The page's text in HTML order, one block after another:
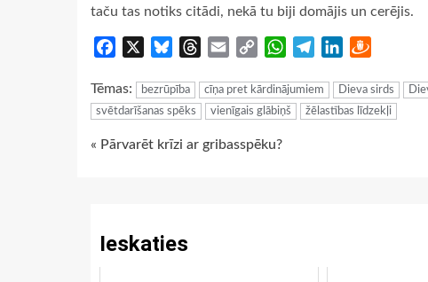
taču tas notiks citādi, nekā tu biji domājis un cerējis.
Facebook BlueskyThreads
Email
Copy
WhatsApp
TelegramLinkedIn
Tēmas: bezrūpība cīņa pret kārdinājumiem Dieva sirds
svētdarīšanas spēks
vienīgais glābiņš žēlastības līdzekļi
Continue
« Pārvarēt krīzi ar gribasspēku?
Ieskaties